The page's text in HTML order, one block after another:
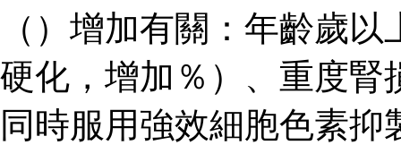
（）增加有關：年齡歲
硬化，增加％）、重度腎
同時服用強效細胞色素